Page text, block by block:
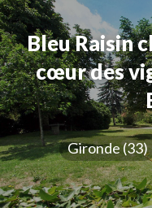
Bleu Raisin
cœur des
Gironde (33)